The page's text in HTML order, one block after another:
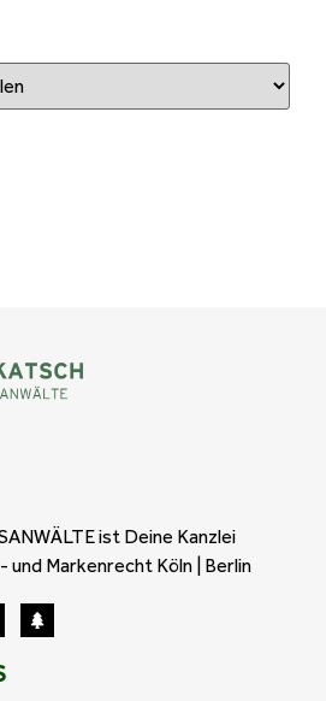
ist Deine Kanzlei
Markenrecht Köln | Berlin